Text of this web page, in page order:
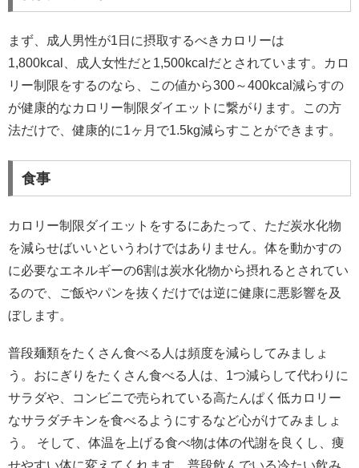
まず、成人男性が1日に摂取するべきカロリーは
1,800kcal、成人女性だと1,500kcalだとされています。カロ
リー制限をするのなら、この値から300～400kcal減らすの
が健康的なカロリー制限ダイエットに繋がります。この方
法だけで、健康的に1ヶ月で1.5kg減らすことができます。
食事
カロリー制限ダイエットをするにあたって、ただ炭水化物
を減らせばいいというわけではありません。体を動かすの
に必要なエネルギーの6割は炭水化物から摂れるとされてい
るので、ご飯やパンを抜くだけでは逆に健康に悪影響を及
ぼします。
普段麺類をたくさん食べる人は頻度を減らしてみましょ
う。おにぎりをたくさん食べる人は、1つ減らして代わりに
サラダや、コンビニで売られている高たんぱく低カロリー
なサラダチキンを食べるようにするなど心がけてみましょ
う。 そして、体温を上げる食べ物は体の代謝を良くし、痩
せやすい体に変えてくれます。普段飲んでいる冷たい飲み